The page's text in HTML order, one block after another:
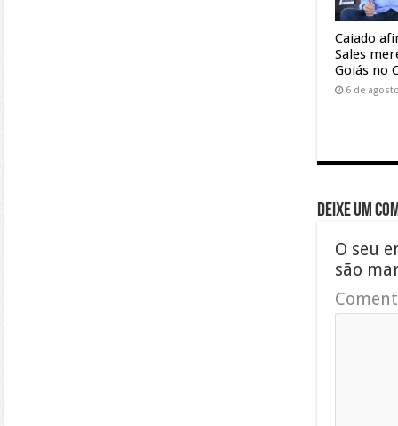
Caiado
Sales
Goiás no
6 de
Deixe um
O seu
são